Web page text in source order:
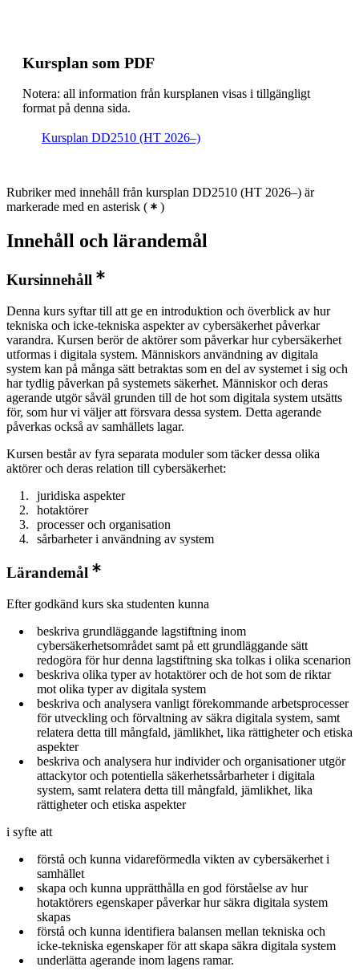
Kursplan som PDF
Notera: all information från kursplanen visas i tillgängligt
format på denna sida.
Kursplan DD2510 (HT 2026–)
Rubriker med innehåll från kursplan DD2510 (HT 2026–) är
markerade med en asterisk ( )
Innehåll och lärandemål
Kursinnehåll
Denna kurs syftar till att ge en introduktion och överblick av hur
tekniska och icke-tekniska aspekter av cybersäkerhet påverkar
varandra. Kursen berör de aktörer som påverkar hur cybersäkerhet
utformas i digitala system. Människors användning av digitala
system kan på många sätt betraktas som en del av systemet i sig och
har tydlig påverkan på systemets säkerhet. Människor och deras
agerande utgör såväl grunden till de hot som digitala system utsätts
för, som hur vi väljer att försvara dessa system. Detta agerande
påverkas också av samhällets lagar.
Kursen består av fyra separata moduler som täcker dessa olika
aktörer och deras relation till cybersäkerhet:
juridiska aspekter
hotaktörer
processer och organisation
sårbarheter i användning av system
Lärandemål
Efter godkänd kurs ska studenten kunna
beskriva grundläggande lagstiftning inom
cybersäkerhetsområdet samt på ett grundläggande sätt
redogöra för hur denna lagstiftning ska tolkas i olika scenarion
beskriva olika typer av hotaktörer och de hot som de riktar
mot olika typer av digitala system
beskriva och analysera vanligt förekommande arbetsprocesser
för utveckling och förvaltning av säkra digitala system, samt
relatera detta till mångfald, jämlikhet, lika rättigheter och etiska
aspekter
beskriva och analysera hur individer och organisationer utgör
attackytor och potentiella säkerhetssårbarheter i digitala
system, samt relatera detta till mångfald, jämlikhet, lika
rättigheter och etiska aspekter
i syfte att
förstå och kunna vidareförmedla vikten av cybersäkerhet i
samhället
skapa och kunna upprätthålla en god förståelse av hur
hotaktörers egenskaper påverkar hur säkra digitala system
skapas
förstå och kunna identifiera balansen mellan tekniska och
icke-tekniska egenskaper för att skapa säkra digitala system
underlätta agerande inom lagens ramar.